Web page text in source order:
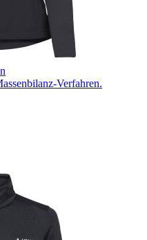
Verfahren.